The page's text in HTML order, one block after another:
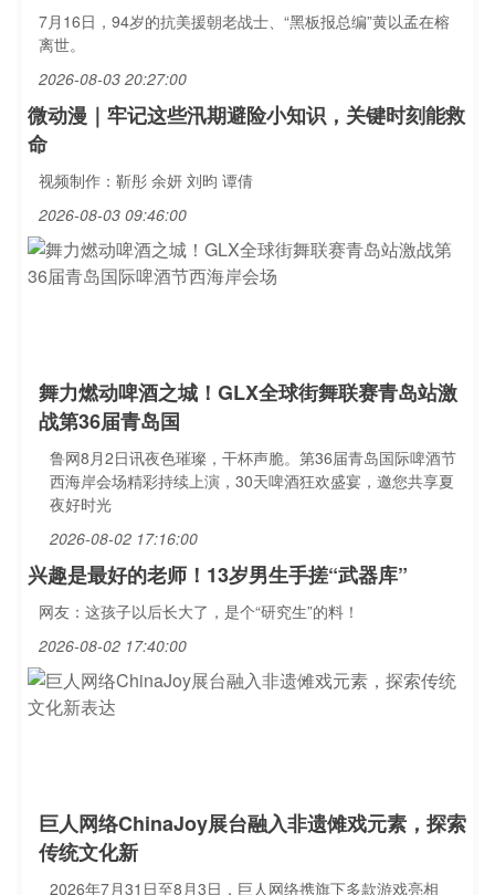
7月16日，94岁的抗美援朝老战士、“黑板报总编”黄以孟在榕
离世。
2026-08-03 20:27:00
微动漫｜牢记这些汛期避险小知识，关键时刻能救
命
视频制作：靳彤 余妍 刘昀 谭倩
2026-08-03 09:46:00
舞力燃动啤酒之城！GLX全球街舞联赛青岛站激
战第36届青岛国
鲁网8月2日讯夜色璀璨，干杯声脆。第36届青岛国际啤酒节
西海岸会场精彩持续上演，30天啤酒狂欢盛宴，邀您共享夏
夜好时光
2026-08-02 17:16:00
兴趣是最好的老师！13岁男生手搓“武器库”
网友：这孩子以后长大了，是个“研究生”的料！
2026-08-02 17:40:00
巨人网络ChinaJoy展台融入非遗傩戏元素，探索
传统文化新
2026年7月31日至8月3日，巨人网络携旗下多款游戏亮相